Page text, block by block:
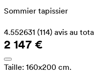
Sommier tapissier
4.552631 (114) avis au
2 147 €
Taille: 160x200 cm.